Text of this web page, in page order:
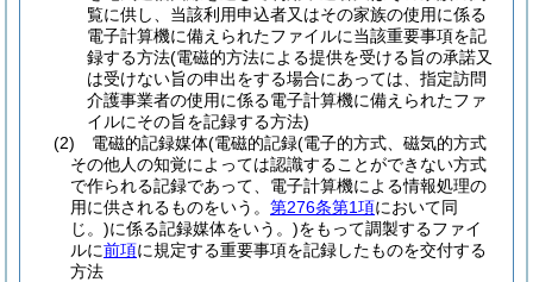
覧に供し、当該利用申込者又はその家族の使用に係る
電子計算機に備えられたファイルに当該重要事項を記
録する方法(電磁的方法による提供を受ける旨の承諾又
は受けない旨の申出をする場合にあっては、指定訪問
介護事業者の使用に係る電子計算機に備えられたファ
イルにその旨を記録する方法)
(2)
電磁的記録媒体(電磁的記録(電子的方式、磁気的方式
その他人の知覚によっては認識することができない方式
で作られる記録であって、電子計算機による情報処理の
用に供されるものをいう。 第276条第1項において同
じ。)に係る記録媒体をいう。)をもって調製するファイ
ルに前項に規定する重要事項を記録したものを交付する
方法